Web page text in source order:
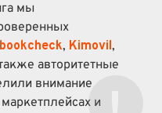
мы
, Kimovil,
авторитетные
внимание
и